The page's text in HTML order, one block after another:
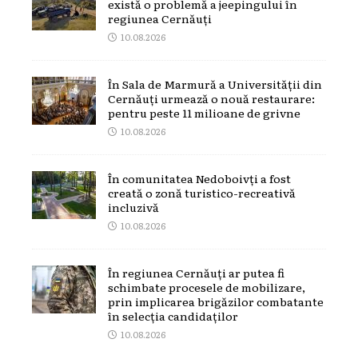
există o problemă a jeepingului în
regiunea Cernăuți
10.08.2026
În Sala de Marmură a Universității din
Cernăuți urmează o nouă restaurare:
pentru peste 11 milioane de grivne
10.08.2026
În comunitatea Nedoboivți a fost
creată o zonă turistico-recreativă
incluzivă
10.08.2026
În regiunea Cernăuți ar putea fi
schimbate procesele de mobilizare,
prin implicarea brigăzilor combatante
în selecția candidaților
10.08.2026